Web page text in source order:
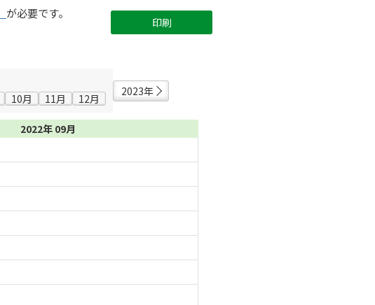
が必要です。
印刷
10月 11月 12月
2023年
2022年 09月